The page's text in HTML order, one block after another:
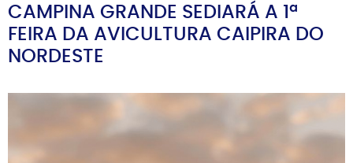
CAMPINA GRANDE SEDIARÁ A 1ª
FEIRA DA AVICULTURA CAIPIRA DO
NORDESTE